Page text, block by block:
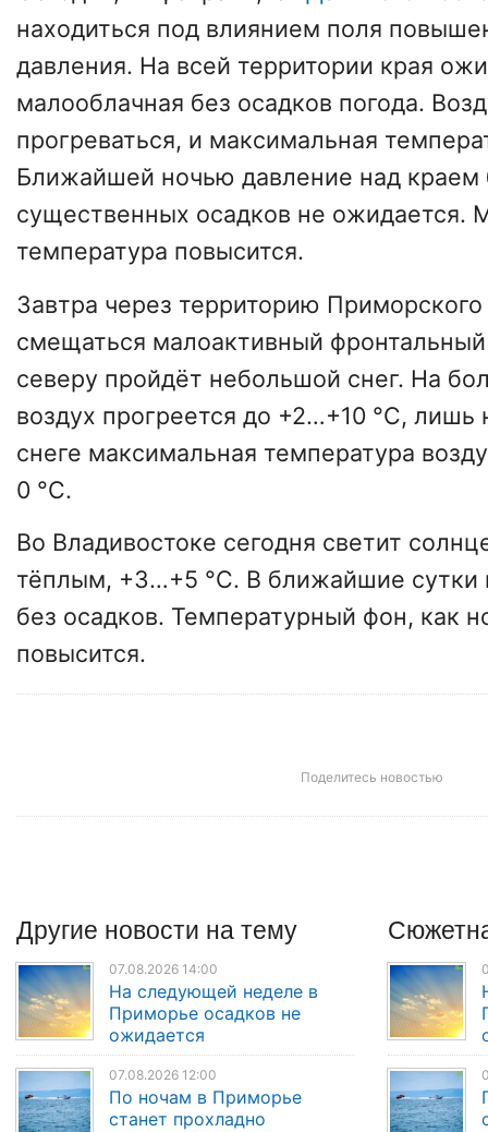
находиться под влиянием поля
давления. На всей территории края
малооблачная без осадков погода.
прогреваться, и максимальная
Ближайшей ночью давление над краем
существенных осадков не ожидается.
температура повысится.
Завтра через территорию Приморского
смещаться малоактивный
северу пройдёт небольшой снег. На
воздух прогреется до +2…+10 °C, лишь
снеге максимальная температура
0 °C.
Во Владивостоке сегодня светит
тёплым, +3…+5 °C. В ближайшие сутки
без осадков. Температурный фон, как
повысится.
Поделитесь новостью
Другие новости на тему
07.08.2026 14:00
На следующей неделе в
Приморье осадков не
ожидается
07.08.2026 12:00
По ночам в Приморье
станет прохладно